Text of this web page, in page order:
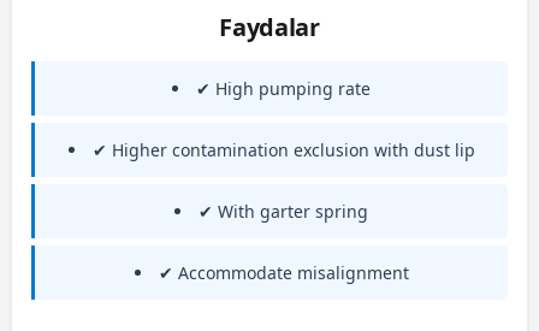
Faydalar
✔ High pumping rate
✔ Higher contamination exclusion with dust lip
✔ With garter spring
✔ Accommodate misalignment